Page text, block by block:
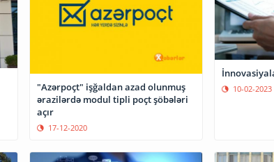
"Azərpoçt" işğaldan azad olunmuş
ərazilərdə modul tipli poçt şöbələri
açır
17-12-2020
10-02-2023